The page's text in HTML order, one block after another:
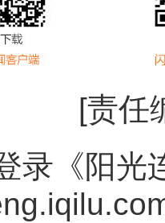
[责任
录《阳光